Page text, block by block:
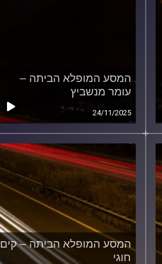
המסע המופלא הביתה –
עומר מנשביץ
24/11/2025
המסע המופלא הביתה – קים
חוגי